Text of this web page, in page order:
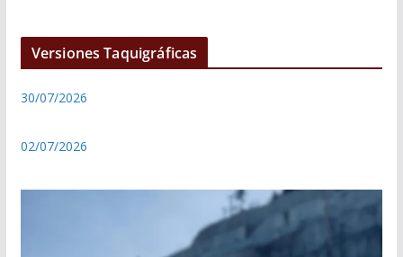
Versiones Taquigráficas
30/07/2026
02/07/2026